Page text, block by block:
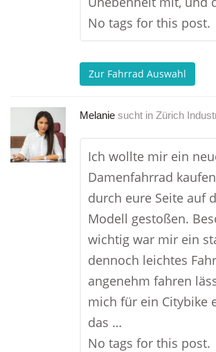
No tags for this post.
Zur Fahrrad Auswahl
Melanie sucht in Zürich
Ich wollte mir ein
Damenfahrrad
durch eure Seite auf
Modell gestoßen.
wichtig war mir ein
dennoch leichtes
angenehm fahren
mich für ein Citybike
das …
No tags for this post.